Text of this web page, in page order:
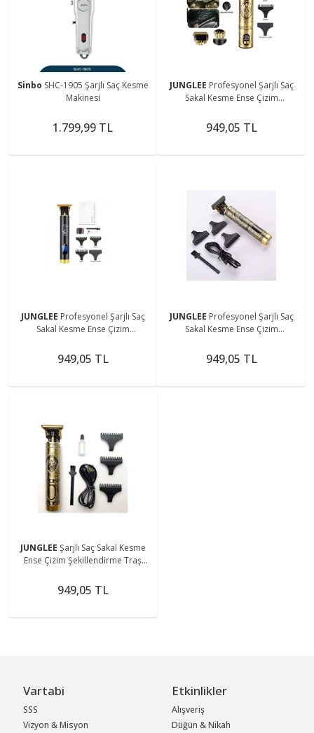
Sinbo SHC-1905 Şarjlı Saç Kesme
Makinesi
1.799,99 TL
JUNGLEE Profesyonel Şarjlı Saç
Sakal Kesme Ense Çizim
Bıçak Vücut Kılı Alma
949,05 TL
JUNGLEE Profesyonel Şarjlı Saç
Sakal Kesme Ense Çizim
Bıçak Vücut Kılı Alma
949,05 TL
JUNGLEE Profesyonel Şarjlı Saç
Sakal Kesme Ense Çizim
Bıçak Vücut Kılı Alma
949,05 TL
JUNGLEE Şarjlı Saç Sakal Kesme
Ense Çizim Şekillendirme Traş
949,05 TL
Vartabi
SSS
Vizyon & Misyon
Etkinlikler
Alışveriş
Düğün & Nikah